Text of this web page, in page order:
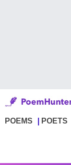
POEMS POETS